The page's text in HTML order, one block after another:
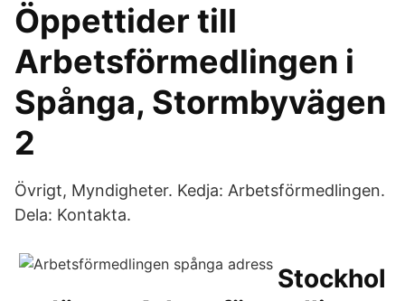
Öppettider till
Arbetsförmedlingen i
Spånga, Stormbyvägen
2
Övrigt, Myndigheter. Kedja: Arbetsförmedlingen.
Dela: Kontakta.
Stockhol